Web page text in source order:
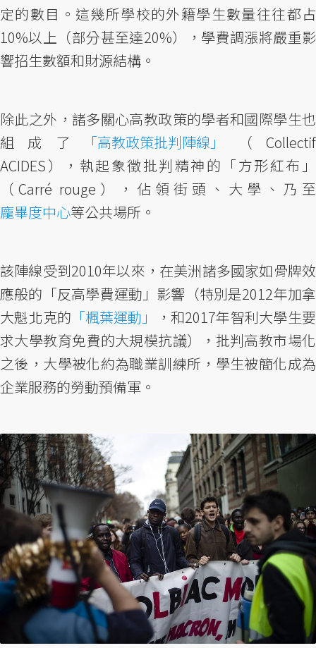
定的數目。這幾所學校的外籍學生數量往往都占
10%以上（部分甚至達20%），學費調漲將嚴重影
響招生數額和財源結構。
除此之外，諸多關心高教政策的學者和國際學生也
組成了
「高教政策批判陣線」
（Collectif
ACIDES），執起象徵批判精神的「方形紅布」
（Carré rouge），佔領街頭、大學、乃至
龐畢度中心等公共場所。
該陣線受到2010年以來，在美洲諸多國家如骨牌效
應般的「反高學費運動」影響（特別是2012年加拿
大魁北克的 「楓葉運動」
，和2017年智利大學生要
求大學教育免費的大規模抗議），批判高教市場化
之後，大學被化約為職業訓練所，學生被簡化成為
企業服務的勞動預備軍。